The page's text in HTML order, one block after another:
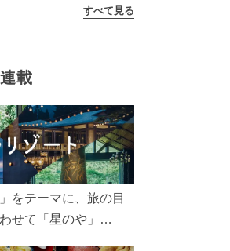
あびた夏野菜は栄養
すべて見る
連載
をテーマに、旅の目
せて「星のや」